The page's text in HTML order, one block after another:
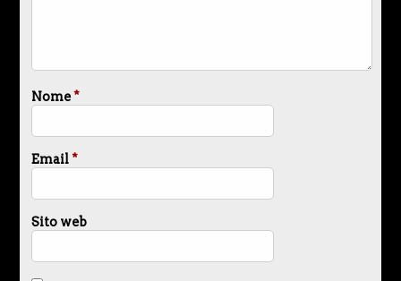
Nome*
Email*
Sito web